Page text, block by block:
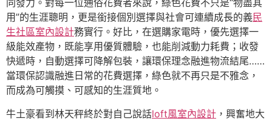
同發力。對每一位通俗花費者來說，綠色花費不只是“物盡其
用”的生涯聰明，更是銜接個別選擇與社會可連續成長的義民
生社區室內設計務實行。好比，在選購家電時，優先選擇一
級能效產物，既能享用優質體驗，也能削減動力耗費；收發
快遞時，自動選擇可降解包裝，讓環保理念融進物流結尾……
當環保認識融進日常的花費選擇，綠色就不再只是不雅念，
而成為可觸摸、可感知的生涯質地。
牛土豪看到林天秤終於對自己說話loft風室內設計 ，興奮地大